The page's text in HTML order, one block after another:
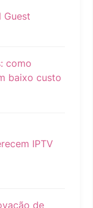
Guest
como
baixo custo
IPTV
de